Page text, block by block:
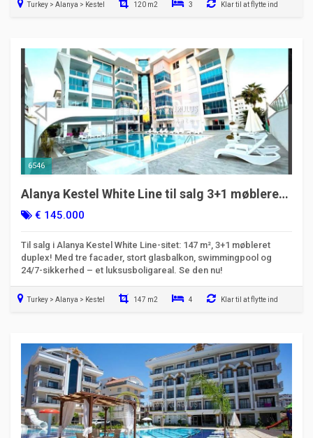
Turkey > Alanya > Kestel 120 m2 3 Klar til at flytte ind
6546
Alanya Kestel White Line til salg 3+1 møbleret
duplex lejlighed
€ 145.000
Til salg i Alanya Kestel White Line-sitet: 147 m², 3+1 møbleret
duplex! Med tre facader, stort glasbalkon, swimmingpool og
24/7-sikkerhed – et luksusboligareal. Se den nu!
Turkey > Alanya > Kestel 147 m2 4 Klar til at flytte ind